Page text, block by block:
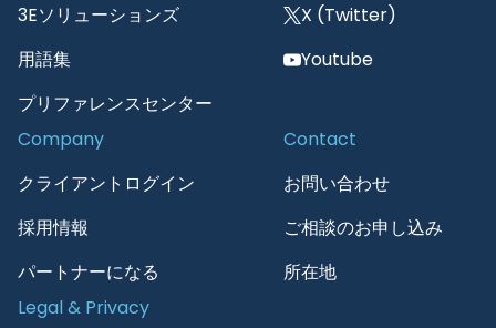
3Eソリューションズ
用語集
プリファレンスセンター
X (Twitter)
Youtube
Company
クライアントログイン
採用情報
パートナーになる
Contact
お問い合わせ
ご相談のお申し込み
所在地
Legal & Privacy